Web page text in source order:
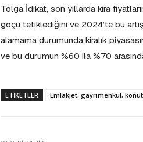
Tolga İdikat, son yıllarda kira
göçü tetiklediğini ve 2024’te bu
alamama durumunda kiralık
ve bu durumun %60 ila %70
ETIKETLER Emlakjet, gayrimenkul,